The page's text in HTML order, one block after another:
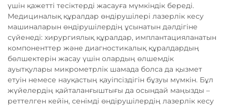
үшін қажетті тесіктерді жасауға мүмкіндік береді.
Медициналық құралдар өндірушілері лазерлік кесу
машиналарын өндірушілердің ұсынатын дәлдігіне
сүйенеді: хирургиялық құралдар, имплантацияланатын
компоненттер және диагностикалық құралдардың
бөлшектерін жасау үшін олардың өлшемдік
ауытқулары микрометрлік шамада болса да қызмет
етуін немесе науқастың қауіпсіздігін бұзуы мүмкін. Бұл
жүйелердің қайталанғыштығы да осындай маңызды –
реттелген кейін, сенімді өндірушілердің лазерлік кесу